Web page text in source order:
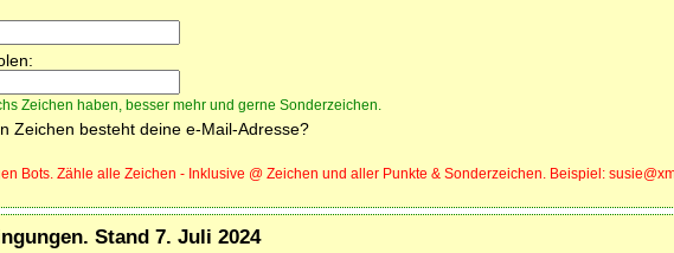
Zeichen haben, besser mehr und gerne Sonderzeichen.
Zeichen besteht deine e-Mail-Adresse?
Bots. Zähle alle Zeichen - Inklusive @ Zeichen und aller Punkte & Sonderzeichen. Beispiel:
Stand 7. Juli 2024